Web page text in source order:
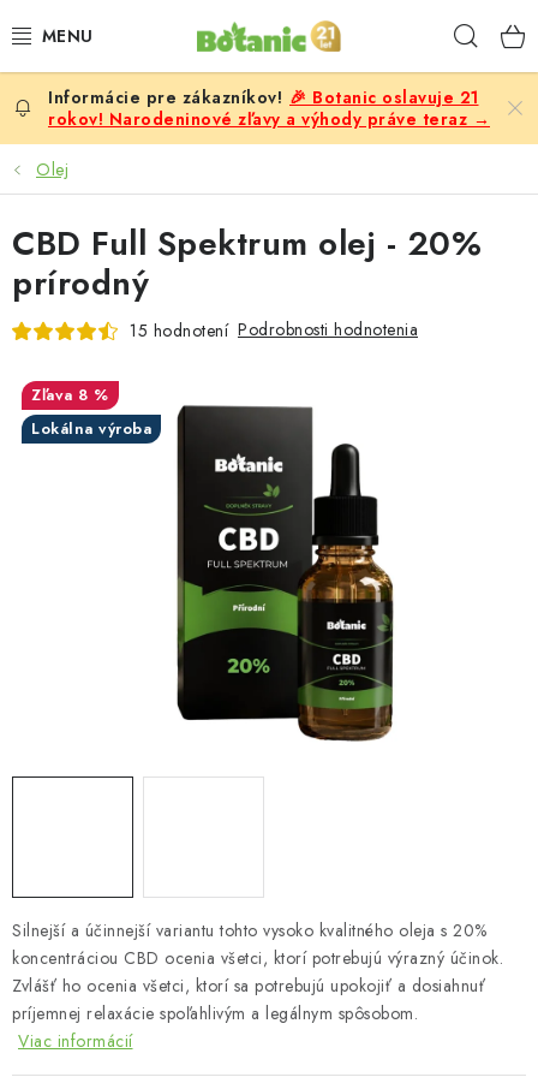
na
PREMIUM
DOPLNKY STRAVY
CIELE
POTRAVINY A NÁPOJE
ZLOŽKY
Vernostný program
Prečo Botanic?
Kontakty
🎉 Botanic oslavuje 21
rokov! Narodeninové zľavy a výhody práve teraz →
Olej
Silnejší a účinnejší variantu tohto vysoko kvalitného oleja s 20%
koncentráciou CBD ocenia všetci, ktorí potrebujú výrazný účinok.
Zvlášť ho ocenia všetci, ktorí sa potrebujú upokojiť a dosiahnuť
príjemnej relaxácie spoľahlivým a legálnym spôsobom.
Viac informácií
CBD Full Spektrum olej - 20%
prírodný
15 hodnotení Podrobnosti hodnotenia
8 %
Lokálna výroba